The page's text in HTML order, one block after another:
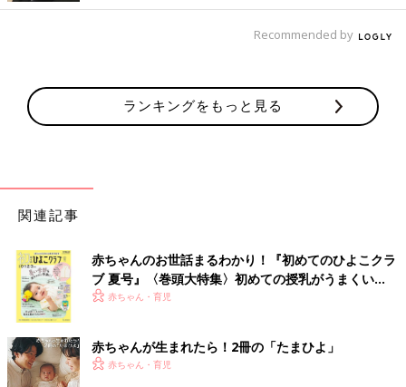
Recommended by
ランキングをもっと見る
関連記事
赤ちゃんのお世話まるわかり！『初めてのひよこクラ
ブ 夏号』〈巻頭大特集〉初めての授乳がうまくい
く！ おっぱい・ミルクの基本と夏のトラブル 解決テ
赤ちゃん・育児
赤ちゃんが生まれたら！2冊の「たまひよ」
赤ちゃん・育児